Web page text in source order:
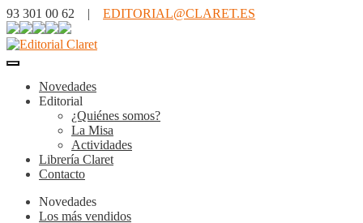
93 301 00 62 | EDITORIAL@CLARET.ES
Novedades
Editorial
¿Quiénes somos?
La Misa
Actividades
Librería Claret
Contacto
Novedades
Los más vendidos